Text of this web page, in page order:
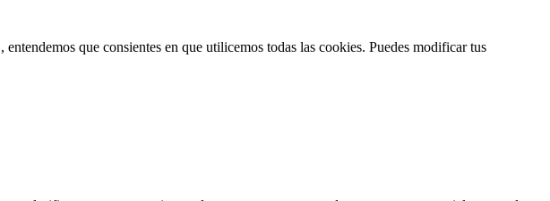
que consientes en que utilicemos todas las cookies. Puedes modificar tus